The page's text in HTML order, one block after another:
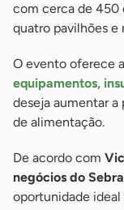
com cerca de 450
quatro pavilhões e
O evento oferece
equipamentos,
deseja aumentar
de alimentação.
De acordo com
negócios do
oportunidade